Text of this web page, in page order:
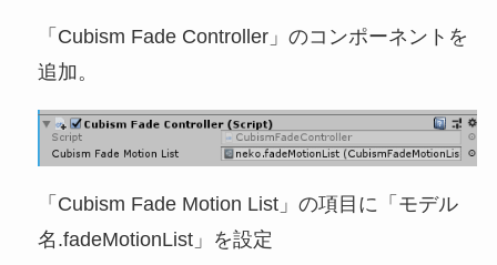
「Cubism Fade Controller」のコンポーネントを
追加。
「Cubism Fade Motion List」の項目に「モデル
名.fadeMotionList」を設定